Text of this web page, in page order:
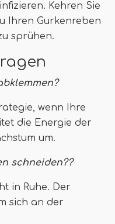
Kehren Sie
Ihren Gurkenreben
sprühen.
wenn Ihre
die Energie der
um.
schneiden??
in Ruhe. Der
sich an der